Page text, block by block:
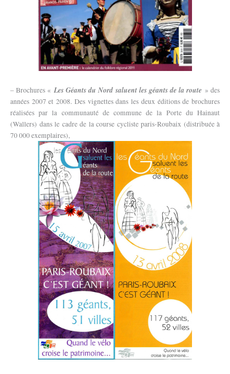
– Brochures «Les Géants du Nord saluent les géants de la route» des
années 2007 et 2008. Des vignettes dans les deux éditions de brochures
réalisées par la communauté de commune de la Porte du Hainaut
(Wallers) dans le cadre de la course cycliste paris-Roubaix (distribuée à
70 000 exemplaires),